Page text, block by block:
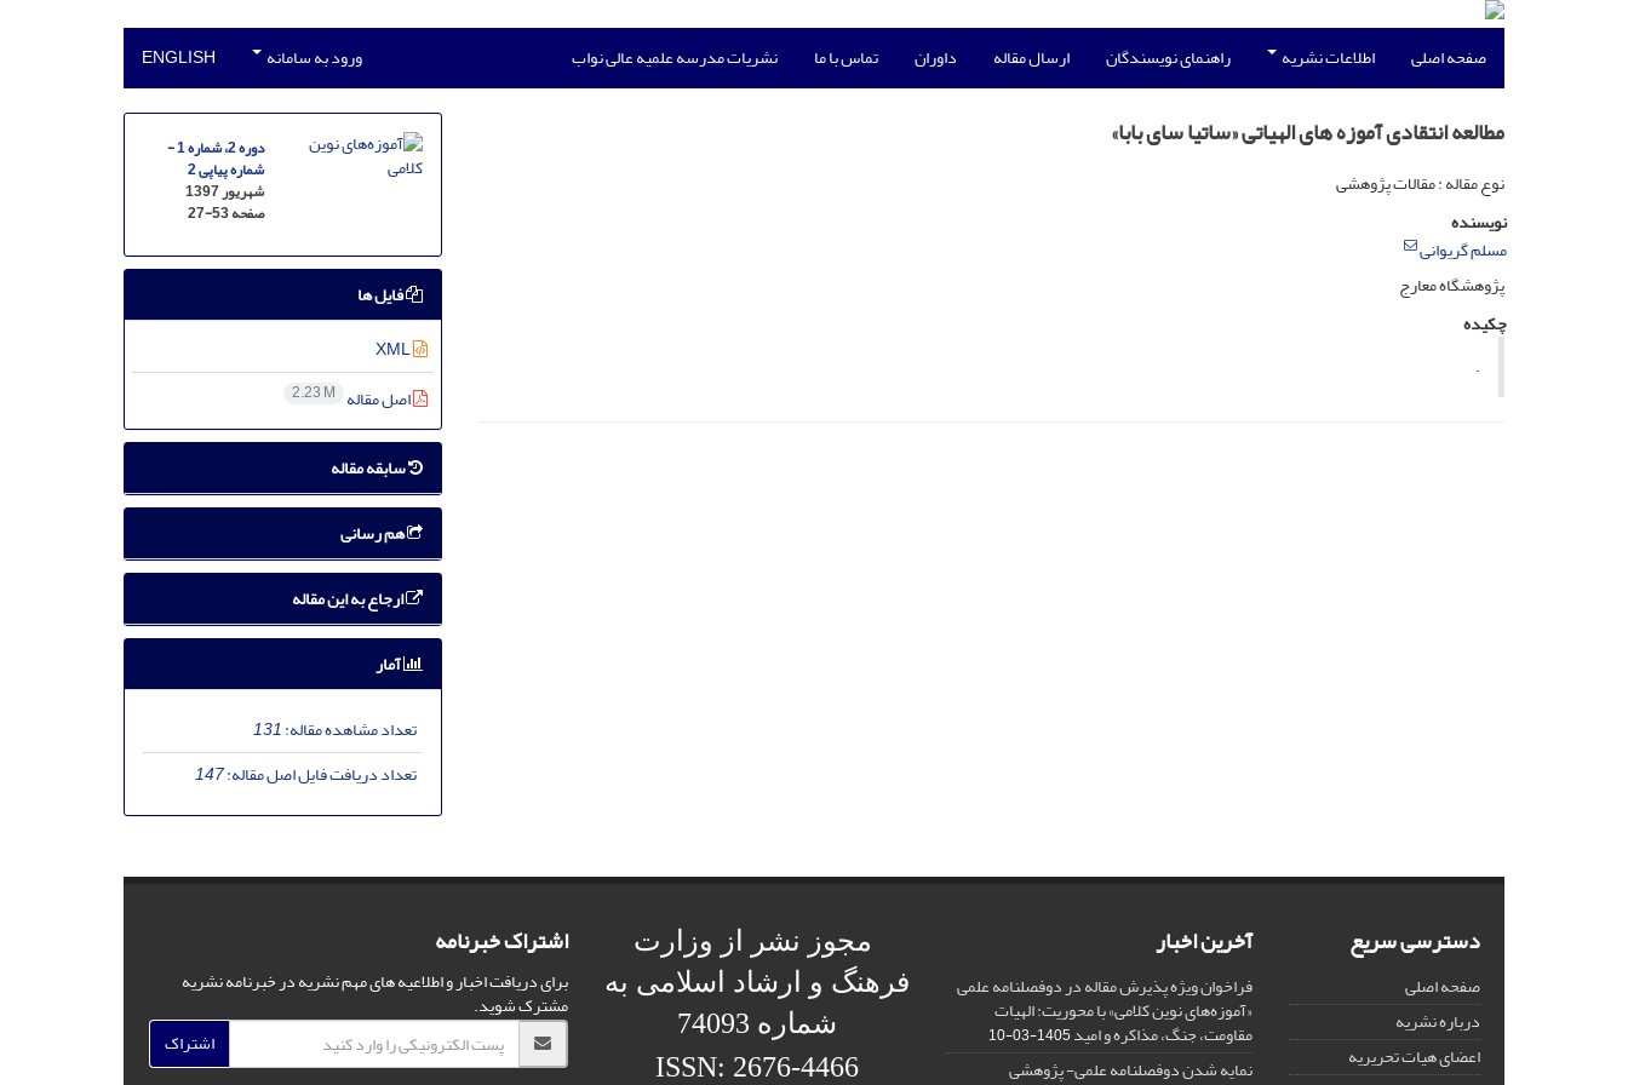
صفحه اصلی اطلاعات نشریه راهنمای نویسندگان ارسال مقاله داوران تماس با ما نشریات مدرسه علمیه عالی نواب ورود به سامانه ENGLISH
مطالعه انتقادی آموزه های الهیاتی «ساتیا سای بابا»
نوع مقاله : مقالات پژوهشی
نویسنده
مسلم گریوانی
پژوهشگاه معارج
چکیده
.
دوره 2، شماره 1 -
شماره پیاپی 2
شهریور 1397
صفحه27-53
فایل ها
XML
اصل مقاله 2.23 M
سابقه مقاله
هم رسانی
ارجاع به این مقاله
آمار
تعداد مشاهده مقاله:131
تعداد دریافت فایل اصل مقاله:147
دسترسی سریع
صفحه اصلی
درباره نشریه
اعضای هیات تحریریه
آخرین اخبار
فراخوان ویژه پذیرش مقاله در دوفصلنامه علمی
«آموزه‌های نوین کلامی» با محوریت: الهیات
مقاومت، جنگ، مذاکره و امید1405-03-10
نمایه شدن دوفصلنامه علمی- پژوهشی
مجوز نشر از وزارت
فرهنگ و ارشاد اسلامی به
شماره 74093
ISSN: 2676-4466
اشتراک خبرنامه
برای دریافت اخبار و اطلاعیه های مهم نشریه در خبرنامه نشریه
مشترک شوید.
اشتراک